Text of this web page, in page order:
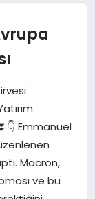
Emmanuel
Macron,
ve bu